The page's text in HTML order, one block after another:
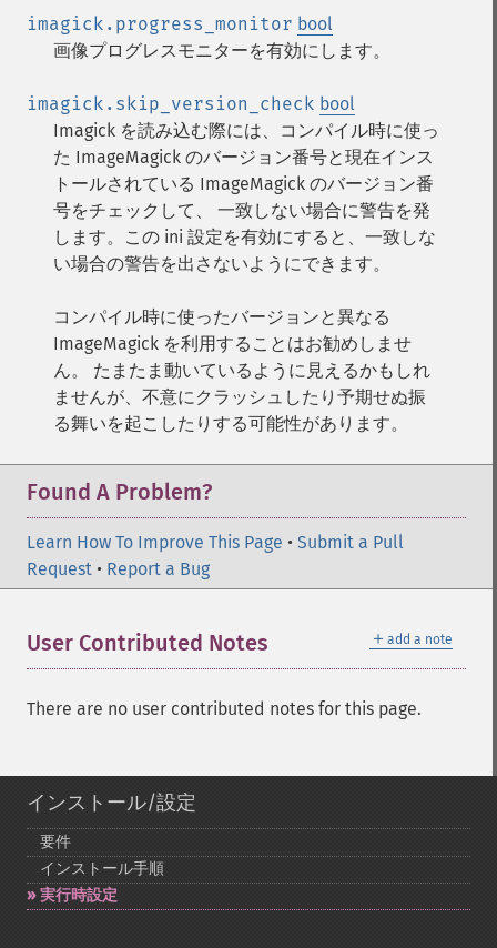
imagick.progress_monitor bool
画像プログレスモニターを有効にします。
imagick.skip_version_check bool
Imagick を読み込む際には、コンパイル時に使っ
た ImageMagick のバージョン番号と現在インス
トールされている ImageMagick のバージョン番
号をチェックして、 一致しない場合に警告を発
します。この ini 設定を有効にすると、一致しな
い場合の警告を出さないようにできます。
コンパイル時に使ったバージョンと異なる
ImageMagick を利用することはお勧めしませ
ん。 たまたま動いているように見えるかもしれ
ませんが、不意にクラッシュしたり予期せぬ振
る舞いを起こしたりする可能性があります。
Found A Problem?
Learn How To Improve This Page • Submit a Pull
Request • Report a Bug
＋ add a note
User Contributed Notes
There are no user contributed notes for this page.
インストール/設定
要件
インストール手順
実行時設定